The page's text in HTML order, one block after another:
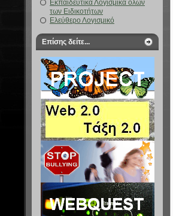
Εκπαιδευτικά Λογισμικά όλων
των Ειδικοτήτων
Ελεύθερο Λογισμικό
Επίσης δείτε...